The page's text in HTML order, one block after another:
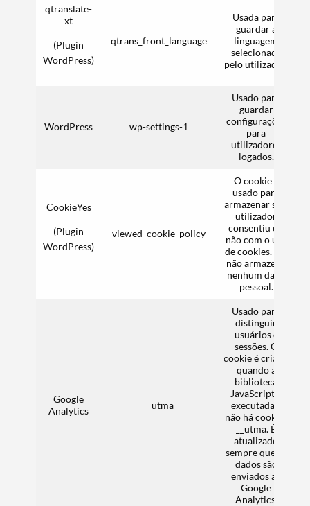
Termo de Pesquisa
qtranslate-
xt
(Plugin
WordPress)
qtrans_front_language
Usada para
guardar a
linguagem
selecionada
pelo utilizador.
WordPress wp-settings-1
Usado para
guardar
configurações
para
utilizadores
logados.
CookieYes
(Plugin
WordPress)
viewed_cookie_policy
O cookie é
usado para
armazenar se o
utilizador
consentiu ou
não com o uso
de cookies. Ele
não armazena
nenhum dado
pessoal.
Google
Analytics
__utma
Usado para
distinguir
usuários e
sessões. O
cookie é criado
quando a
biblioteca
JavaScript é
executada e
não há cookies
__utma. É
atualizado
sempre que os
dados são
enviados ao
Google
Analytics.